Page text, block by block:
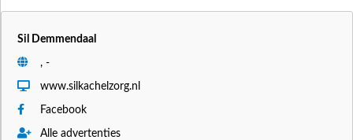
Sil Demmendaal
, -
www.silkachelzorg.nl
Facebook
Alle advertenties